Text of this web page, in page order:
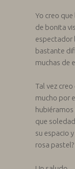
Yo creo
de bonita
espectador
bastante
muchas de
Tal vez
mucho por
hubiéramos
que
su espacio
rosa